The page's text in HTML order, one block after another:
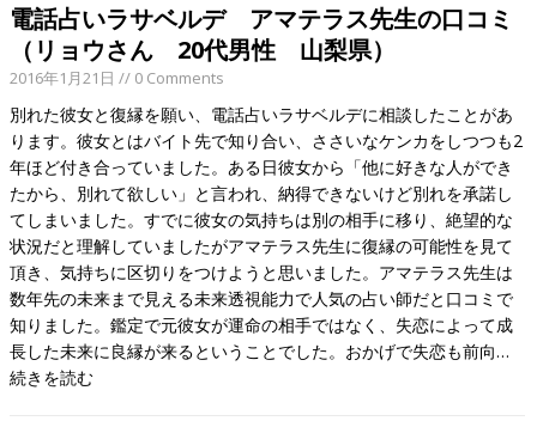
電話占いラサベルデ アマテラス先生の口コミ
（リョウさん 20代男性 山梨県）
2016年1月21日 // 0 Comments
別れた彼女と復縁を願い、電話占いラサベルデに相談したことがあ
ります。彼女とはバイト先で知り合い、ささいなケンカをしつつも2
年ほど付き合っていました。ある日彼女から「他に好きな人ができ
たから、別れて欲しい」と言われ、納得できないけど別れを承諾し
てしまいました。すでに彼女の気持ちは別の相手に移り、絶望的な
状況だと理解していましたがアマテラス先生に復縁の可能性を見て
頂き、気持ちに区切りをつけようと思いました。アマテラス先生は
数年先の未来まで見える未来透視能力で人気の占い師だと口コミで
知りました。鑑定で元彼女が運命の相手ではなく、失恋によって成
長した未来に良縁が来るということでした。おかげで失恋も前向…
続きを読む